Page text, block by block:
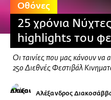
Οθόνες
25 χρόνια
highlights του
Οι ταινίες που μας κάνουν να
25ο Διεθνές Φεστιβάλ
Αλέξανδρος